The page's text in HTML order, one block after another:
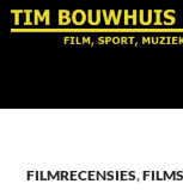
Ga
FILMRECENSIES,